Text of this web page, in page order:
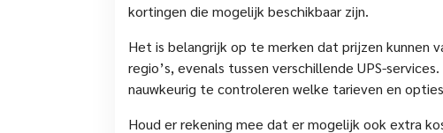
kortingen die mogelijk beschikbaar zijn.
Het is belangrijk op te merken dat prijzen kunnen
regio’s, evenals tussen verschillende UPS-
nauwkeurig te controleren welke tarieven en
Houd er rekening mee dat er mogelijk ook extra